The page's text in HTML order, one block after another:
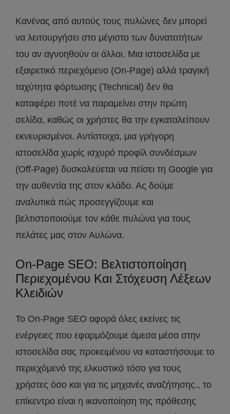
Κανένας από αυτούς τους πυλώνες δεν μπορεί
να λειτουργήσει στο μέγιστο των δυνατοτήτων
του αν αγνοηθούν οι άλλοι. Μια ιστοσελίδα με
εξαιρετικό περιεχόμενο (On-Page) αλλά τραγική
ταχύτητα φόρτωσης (Technical) δεν θα
καταφέρει ποτέ να παραμείνει στην πρώτη
σελίδα, καθώς οι χρήστες θα την εγκαταλείπουν
εκνευρισμένοι. Αντίστοιχα, μια γρήγορη
ιστοσελίδα χωρίς ισχυρό προφίλ συνδέσμων
(Off-Page) δυσκολεύεται να πείσει τη Google για
την αυθεντία της στον κλάδο. Ας δούμε
αναλυτικά πώς προσεγγίζουμε και
βελτιστοποιούμε τον κάθε πυλώνα για τους
πελάτες μας στον Αυλώνα.
On-Page SEO: Βελτιστοποίηση
Περιεχομένου Και Στόχευση Λέξεων
Κλειδιών
Το On-Page SEO αφορά όλες εκείνες τις
ενέργειες που εφαρμόζουμε άμεσα μέσα στην
ιστοσελίδα σας προκειμένου να καταστήσουμε το
περιεχόμενό της ελκυστικό τόσο για τους
χρήστες όσο και για τις μηχανές αναζήτησης., το
επίκεντρο είναι η ικανοποίηση της πρόθεσης